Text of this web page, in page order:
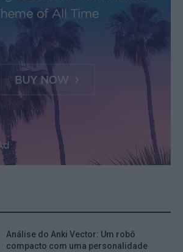
Análise do Anki Vector: Um robô
compacto com uma personalidade